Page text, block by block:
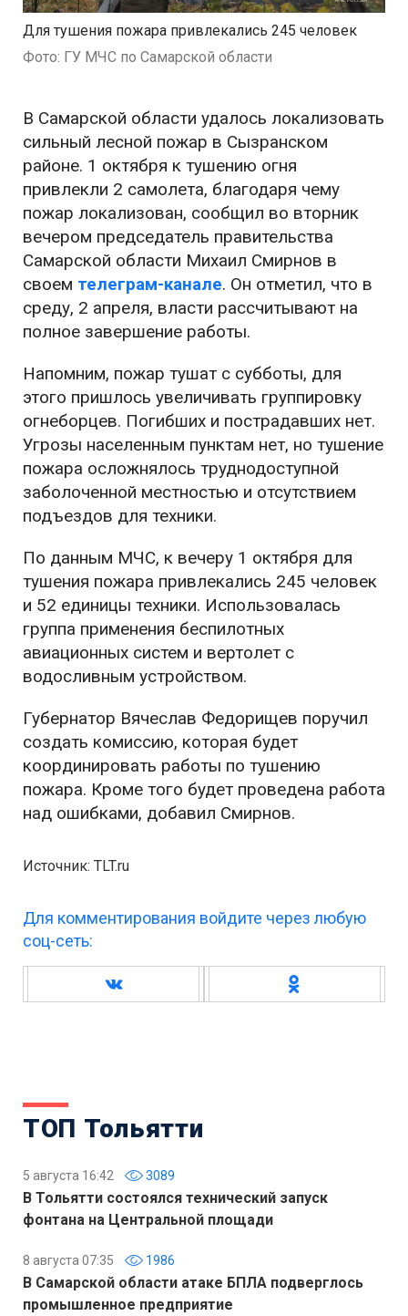
Для тушения пожара привлекались 245 человек
Фото: ГУ МЧС по Самарской области
В Самарской области удалось локализовать
сильный лесной пожар в Сызранском
районе. 1 октября к тушению огня
привлекли 2 самолета, благодаря чему
пожар локализован, сообщил во вторник
вечером председатель правительства
Самарской области Михаил Смирнов в
своем телеграм-канале. Он отметил, что в
среду, 2 апреля, власти рассчитывают на
полное завершение работы.
Напомним, пожар тушат с субботы, для
этого пришлось увеличивать группировку
огнеборцев. Погибших и пострадавших нет.
Угрозы населенным пунктам нет, но тушение
пожара осложнялось труднодоступной
заболоченной местностью и отсутствием
подъездов для техники.
По данным МЧС, к вечеру 1 октября для
тушения пожара привлекались 245 человек
и 52 единицы техники. Использовалась
группа применения беспилотных
авиационных систем и вертолет с
водосливным устройством.
Губернатор Вячеслав Федорищев поручил
создать комиссию, которая будет
координировать работы по тушению
пожара. Кроме того будет проведена работа
над ошибками, добавил Смирнов.
Источник: TLT.ru
Для комментирования войдите через любую
соц-сеть:
ТОП Тольятти
5 августа 16:42 3089
В Тольятти состоялся технический запуск
фонтана на Центральной площади
8 августа 07:35 1986
В Самарской области атаке БПЛА подверглось
промышленное предприятие